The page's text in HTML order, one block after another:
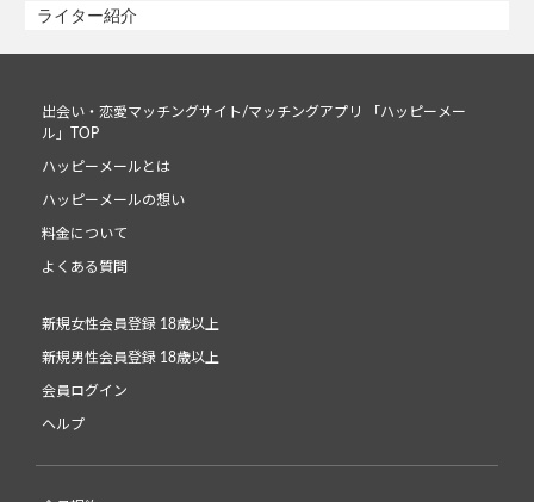
ライター紹介
出会い・恋愛マッチングサイト/マッチングアプリ 「ハッピーメー
ル」TOP
ハッピーメールとは
ハッピーメールの想い
料金について
よくある質問
新規女性会員登録 18歳以上
新規男性会員登録 18歳以上
会員ログイン
ヘルプ